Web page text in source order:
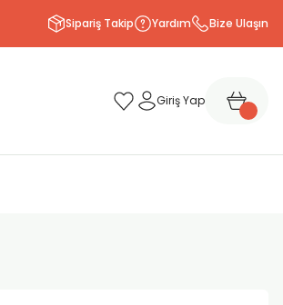
Sipariş Takip Yardım Bize Ulaşın
Giriş Yap